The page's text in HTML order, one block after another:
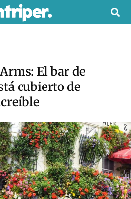
El bar de
cubierto de